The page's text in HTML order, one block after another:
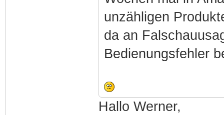
unzähligen
da an
Bedienungsfehler
Hallo Werner,